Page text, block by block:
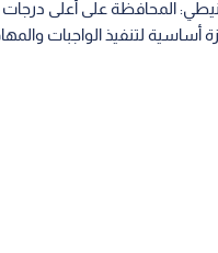
المحافظة على أعلى درجات
أساسية لتنفيذ الواجبات